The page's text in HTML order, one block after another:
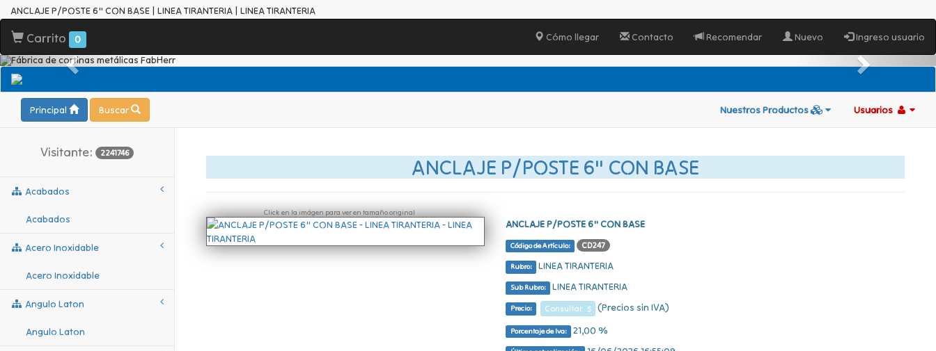
ANCLAJE P/POSTE 6" CON BASE | LINEA TIRANTERIA | LINEA TIRANTERIA
Carrito 0 Cómo llegar Contacto Recomendar Nuevo Ingreso usuario
Principal Buscar Nuestros Productos Usuarios
Visitante: 2241746
Acabados
Acabados
Acero Inoxidable
Acero Inoxidable
Angulo Laton
Angulo Laton
ANCLAJE P/POSTE 6" CON BASE
Click en la imágen para ver en tamaño original
ANCLAJE P/POSTE 6" CON BASE
Código de Artículo: CD247
Rubro: LINEA TIRANTERIA
Sub Rubro: LINEA TIRANTERIA
Precio: Consultar $ (Precios sin IVA)
Porcentaje de Iva: 21,00 %